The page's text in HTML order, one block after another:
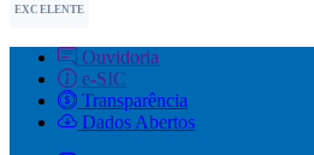
EXCELENTE
Ouvidoria
e-SIC
Transparência
Dados Abertos